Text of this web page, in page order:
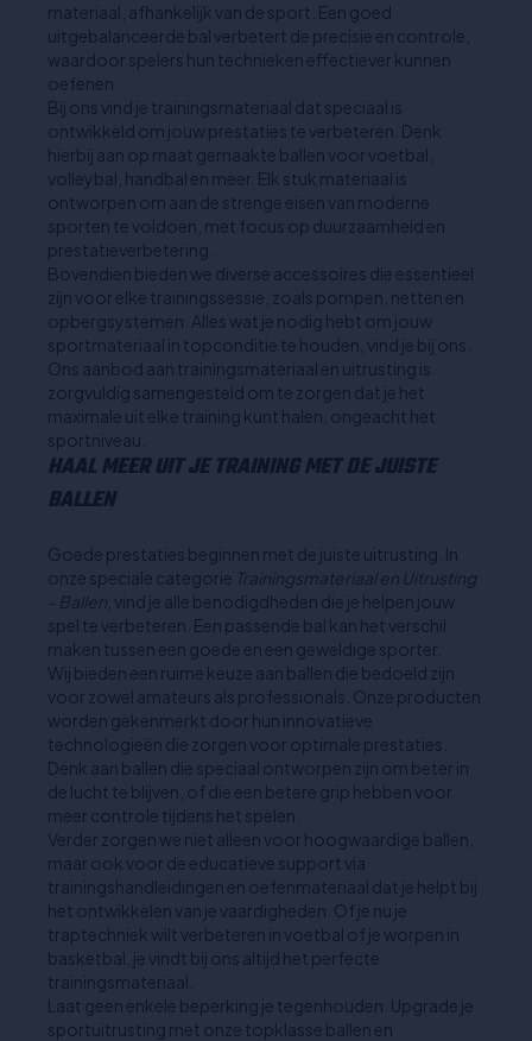
materiaal, afhankelijk van de sport. Een goed
uitgebalanceerde bal verbetert de precisie en controle,
waardoor spelers hun technieken effectiever kunnen
oefenen.
Bij ons vind je trainingsmateriaal dat speciaal is
ontwikkeld om jouw prestaties te verbeteren. Denk
hierbij aan op maat gemaakte ballen voor voetbal,
volleybal, handbal en meer. Elk stuk materiaal is
ontworpen om aan de strenge eisen van moderne
sporten te voldoen, met focus op duurzaamheid en
prestatieverbetering.
Bovendien bieden we diverse accessoires die essentieel
zijn voor elke trainingssessie, zoals pompen, netten en
opbergsystemen. Alles wat je nodig hebt om jouw
sportmateriaal in topconditie te houden, vind je bij ons.
Ons aanbod aan trainingsmateriaal en uitrusting is
zorgvuldig samengesteld om te zorgen dat je het
maximale uit elke training kunt halen, ongeacht het
sportniveau.
HAAL MEER UIT JE TRAINING MET DE JUISTE
BALLEN
Goede prestaties beginnen met de juiste uitrusting. In
onze speciale categorie Trainingsmateriaal en Uitrusting
- Ballen , vind je alle benodigdheden die je helpen jouw
spel te verbeteren. Een passende bal kan het verschil
maken tussen een goede en een geweldige sporter.
Wij bieden een ruime keuze aan ballen die bedoeld zijn
voor zowel amateurs als professionals. Onze producten
worden gekenmerkt door hun innovatieve
technologieën die zorgen voor optimale prestaties.
Denk aan ballen die speciaal ontworpen zijn om beter in
de lucht te blijven, of die een betere grip hebben voor
meer controle tijdens het spelen.
Verder zorgen we niet alleen voor hoogwaardige ballen,
maar ook voor de educatieve support via
trainingshandleidingen en oefenmateriaal dat je helpt bij
het ontwikkelen van je vaardigheden. Of je nu je
traptechniek wilt verbeteren in voetbal of je worpen in
basketbal, je vindt bij ons altijd het perfecte
trainingsmateriaal.
Laat geen enkele beperking je tegenhouden. Upgrade je
sportuitrusting met onze topklasse ballen en